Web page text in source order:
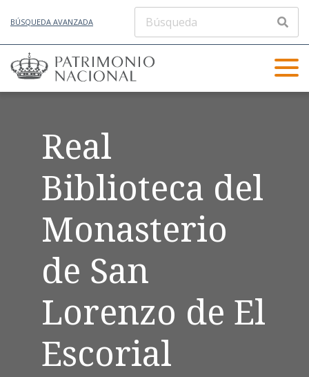
BÚSQUEDA AVANZADA
Real
Biblioteca del
Monasterio
de San
Lorenzo de El
Escorial